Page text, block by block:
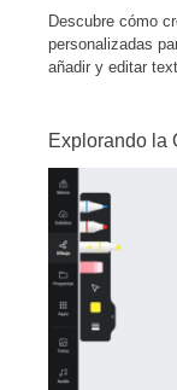
Descubre cómo
personalizadas
añadir y editar
Explorando la